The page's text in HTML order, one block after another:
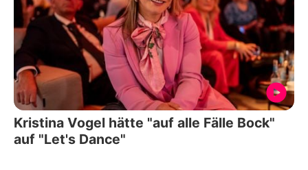
Kristina Vogel hätte "auf alle Fälle Bock"
auf "Let's Dance"